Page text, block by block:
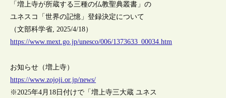
「増上寺が所蔵する三種の仏教聖典叢書」の
ユネスコ「世界の記憶」登録決定について
（文部科学省, 2025/4/18）
https://www.mext.go.jp/unesco/006/1373633_00034.htm
お知らせ（増上寺）
https://www.zojoji.or.jp/news/
※2025年4月18日付けで「増上寺三大蔵 ユネス